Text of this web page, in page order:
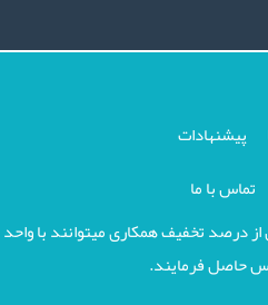
پیشنهادات
تماس با ما
درصد تخفيف همكاری ميتوانند با واحد
حاصل فرمايند.